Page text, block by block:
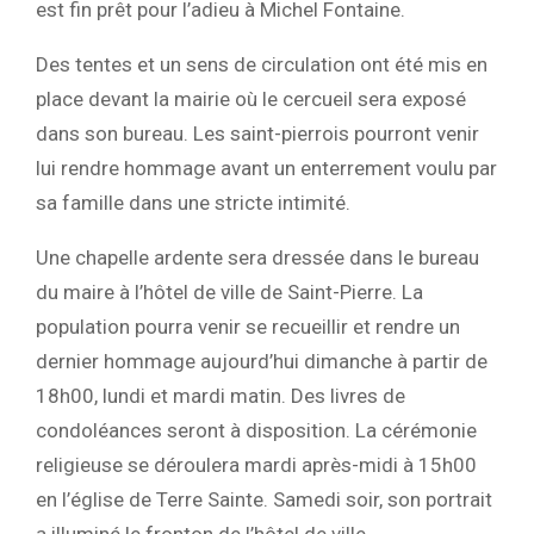
est fin prêt pour l’adieu à Michel Fontaine.
Des tentes et un sens de circulation ont été mis en
place devant la mairie où le cercueil sera exposé
dans son bureau. Les saint-pierrois pourront venir
lui rendre hommage avant un enterrement voulu par
sa famille dans une stricte intimité.
Une chapelle ardente sera dressée dans le bureau
du maire à l’hôtel de ville de Saint-Pierre. La
population pourra venir se recueillir et rendre un
dernier hommage aujourd’hui dimanche à partir de
18h00, lundi et mardi matin. Des livres de
condoléances seront à disposition. La cérémonie
religieuse se déroulera mardi après-midi à 15h00
en l’église de Terre Sainte. Samedi soir, son portrait